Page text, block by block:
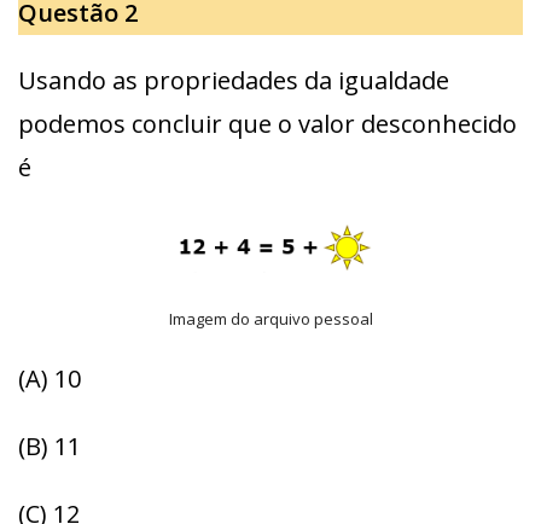
Questão 2
Usando as propriedades da igualdade
podemos concluir que o valor desconhecido
é
Imagem do arquivo pessoal
(A) 10
(B) 11
(C) 12